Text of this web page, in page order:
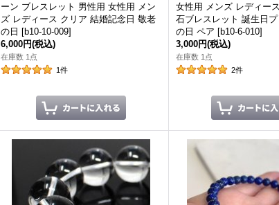
ーン ブレスレット 男性用 女性用 メン
ズ レディース クリア 結婚記念日 敬老
の日 [b10-10-009]
6,000円(税込)
在庫数 1点
1件
女性用 メンズ レディー
石ブレスレット 誕生日
の日 ペア [b10-6-010]
3,000円(税込)
在庫数 1点
2件